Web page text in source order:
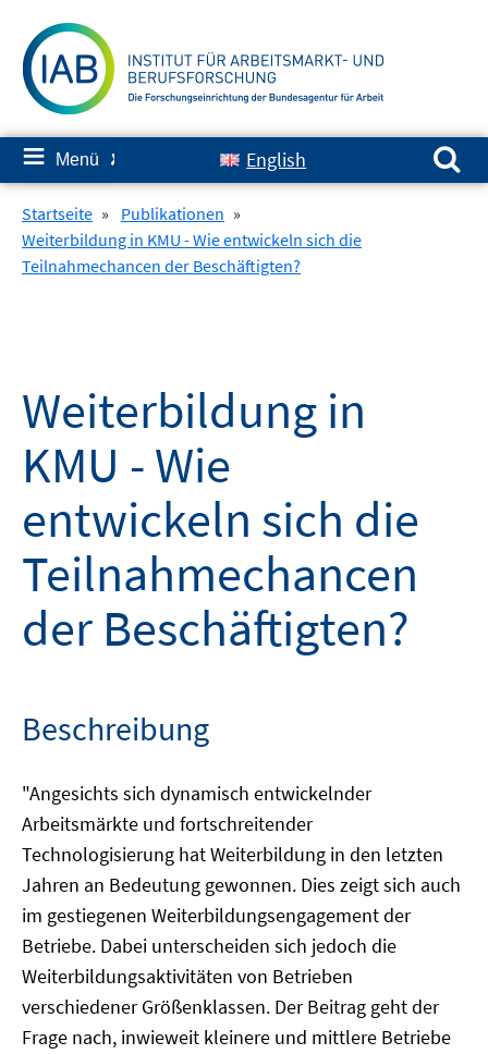
zum
Inhalt
≡ Menü ✘ English
Suchen nach:
Startseite » Publikationen »
Weiterbildung in KMU - Wie entwickeln sich die
Teilnahmechancen der Beschäftigten?
Weiterbildung in
KMU - Wie
entwickeln sich die
Teilnahmechancen
der Beschäftigten?
Beschreibung
"Angesichts sich dynamisch entwickelnder
Arbeitsmärkte und fortschreitender
Technologisierung hat Weiterbildung in den letzten
Jahren an Bedeutung gewonnen. Dies zeigt sich auch
im gestiegenen Weiterbildungsengagement der
Betriebe. Dabei unterscheiden sich jedoch die
Weiterbildungsaktivitäten von Betrieben
verschiedener Größenklassen. Der Beitrag geht der
Frage nach, inwieweit kleinere und mittlere Betriebe